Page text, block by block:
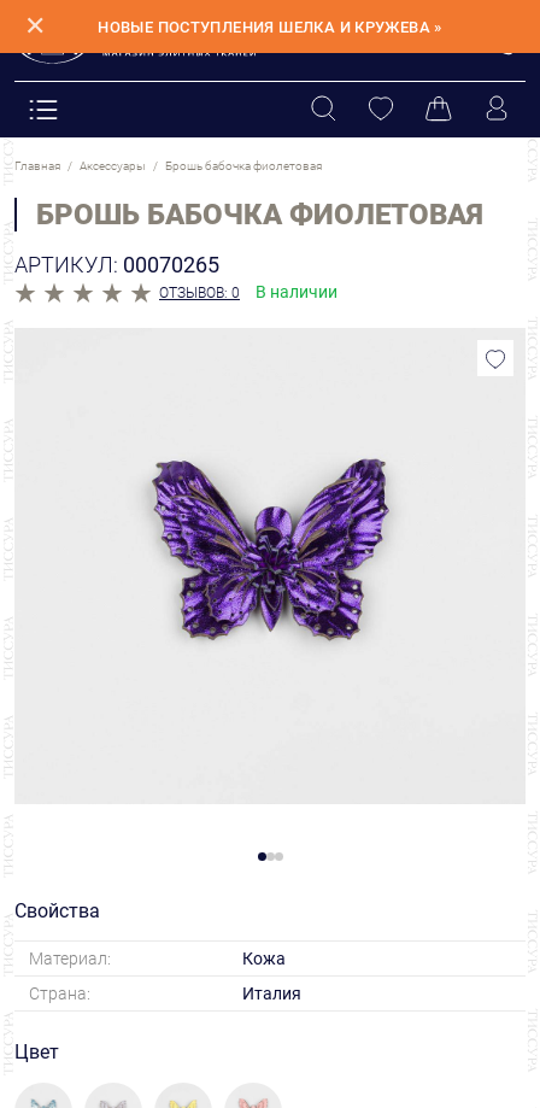
✕ НОВЫЕ ПОСТУПЛЕНИЯ ШЕЛКА И КРУЖЕВА »
Главная Аксессуары Брошь бабочка фиолетовая
БРОШЬ БАБОЧКА ФИОЛЕТОВАЯ
АРТИКУЛ: 00070265
ОТЗЫВОВ: 0 В наличии
Свойства
Материал:
Кожа
Страна:
Италия
Цвет